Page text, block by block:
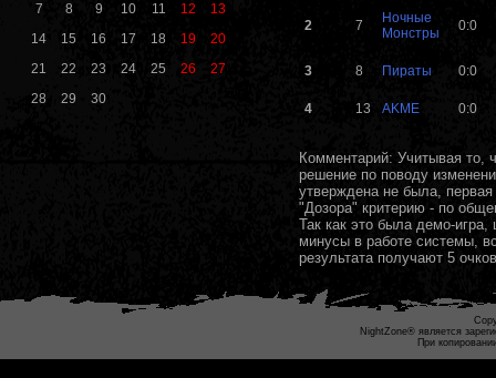
7
8 9 10 11 12
13
14
15 16 17 18 19
20
21
22 23 24 25 26
27
28
29 30
2 7
Ночные
Монстры
0:0
3 8 Пираты 0:0
4 13 AKME 0:0
Комментарий: Учитывая то,
решение по поводу
утверждена не была,
"Дозора" критерию - по
Так как это была демо-
минусы в работе системы,
результата получают 5
NightZone® является
При